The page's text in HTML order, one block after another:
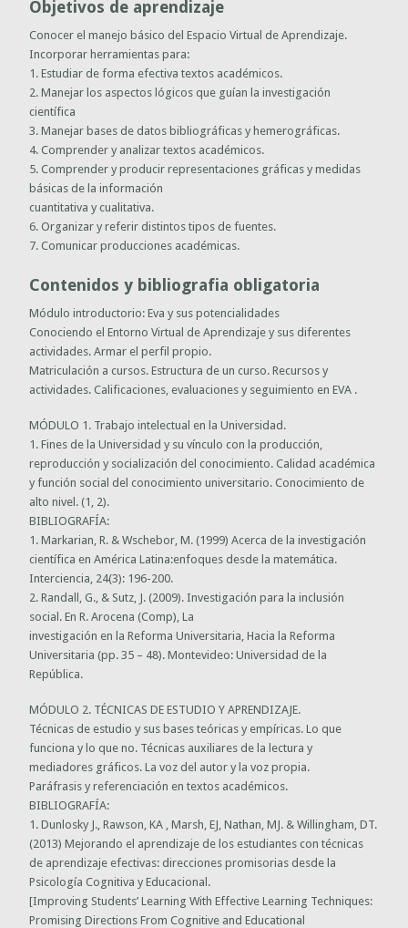
Objetivos de aprendizaje
Conocer el manejo básico del Espacio Virtual de Aprendizaje.
Incorporar herramientas para:
1. Estudiar de forma efectiva textos académicos.
2. Manejar los aspectos lógicos que guían la investigación
científica
3. Manejar bases de datos bibliográficas y hemerográficas.
4. Comprender y analizar textos académicos.
5. Comprender y producir representaciones gráficas y medidas
básicas de la información
cuantitativa y cualitativa.
6. Organizar y referir distintos tipos de fuentes.
7. Comunicar producciones académicas.
Contenidos y bibliografia obligatoria
Módulo introductorio: Eva y sus potencialidades
Conociendo el Entorno Virtual de Aprendizaje y sus diferentes
actividades. Armar el perfil propio.
Matriculación a cursos. Estructura de un curso. Recursos y
actividades. Calificaciones, evaluaciones y seguimiento en EVA .
MÓDULO 1. Trabajo intelectual en la Universidad.
1. Fines de la Universidad y su vínculo con la producción,
reproducción y socialización del conocimiento. Calidad académica
y función social del conocimiento universitario. Conocimiento de
alto nivel. (1, 2).
BIBLIOGRAFÍA:
1. Markarian, R. & Wschebor, M. (1999) Acerca de la investigación
científica en América Latina:enfoques desde la matemática.
Interciencia, 24(3): 196-200.
2. Randall, G., & Sutz, J. (2009). Investigación para la inclusión
social. En R. Arocena (Comp), La
investigación en la Reforma Universitaria, Hacia la Reforma
Universitaria (pp. 35 – 48). Montevideo: Universidad de la
República.
MÓDULO 2. TÉCNICAS DE ESTUDIO Y APRENDIZAJE.
Técnicas de estudio y sus bases teóricas y empíricas. Lo que
funciona y lo que no. Técnicas auxiliares de la lectura y
mediadores gráficos. La voz del autor y la voz propia.
Paráfrasis y referenciación en textos académicos.
BIBLIOGRAFÍA:
1. Dunlosky J., Rawson, KA , Marsh, EJ, Nathan, MJ. & Willingham, DT.
(2013) Mejorando el aprendizaje de los estudiantes con técnicas
de aprendizaje efectivas: direcciones promisorias desde la
Psicología Cognitiva y Educacional.
[Improving Students’ Learning With Effective Learning Techniques:
Promising Directions From Cognitive and Educational